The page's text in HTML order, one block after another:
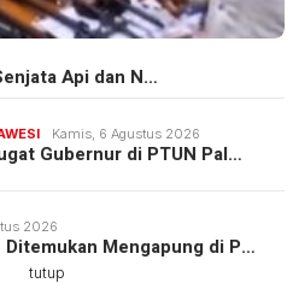
Api dan N…
Kamis, 6 Agustus 2026
Gubernur di PTUN Pal…
2026
Ditemukan Mengapung di P…
tutup